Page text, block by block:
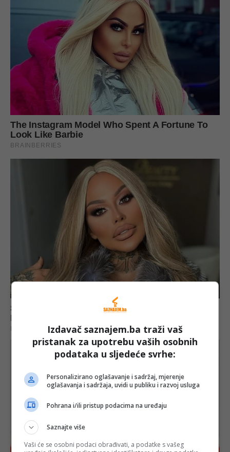
Izdavač saznajem.ba traži vaš
pristanak za upotrebu vaših osobnih
podataka u sljedeće svrhe:
Personalizirano oglašavanje i sadržaj, mjerenje
oglašavanja i sadržaja, uvidi u publiku i razvoj usluga
Pohrana i/ili pristup podacima na uređaju
Saznajte više
Vaši će se osobni podaci obrađivati, a podatke s vašeg